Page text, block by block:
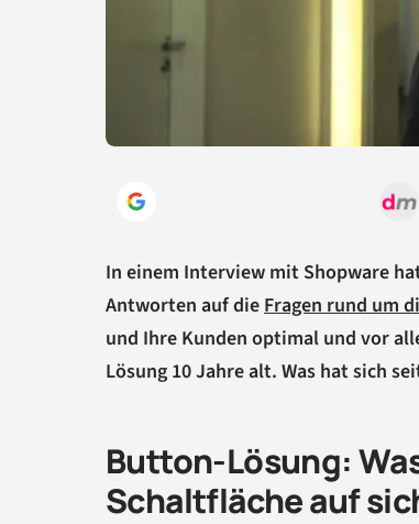
In einem Interview mit Shopware
Antworten auf die Fragen rund um
und Ihre Kunden optimal und vor
Lösung 10 Jahre alt. Was hat sich
Button-Lösung:
Schaltfläche auf